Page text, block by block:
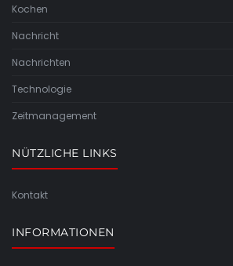
Kochen
Nachricht
Nachrichten
Technologie
Zeitmanagement
NÜTZLICHE LINKS
Kontakt
INFORMATIONEN